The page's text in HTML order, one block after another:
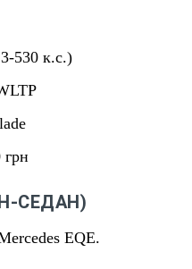
530 к.с.)
грн
СЕДАН)
EQE.